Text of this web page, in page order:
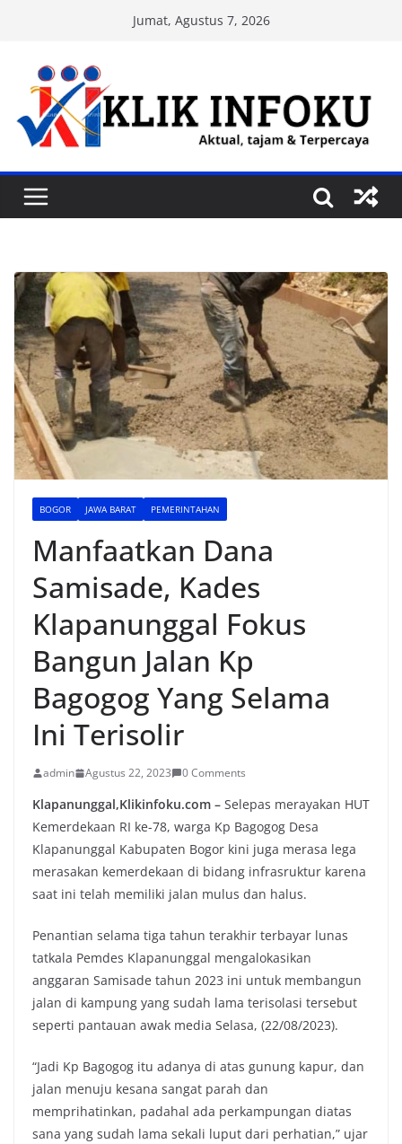
content
Jumat, Agustus 7, 2026
BOGOR JAWA BARAT PEMERINTAHAN
Manfaatkan Dana
Samisade, Kades
Klapanunggal Fokus
Bangun Jalan Kp
Bagogog Yang Selama
Ini Terisolir
admin Agustus 22, 2023 0 Comments
Klapanunggal,Klikinfoku.com – Selepas merayakan HUT
Kemerdekaan RI ke-78, warga Kp Bagogog Desa
Klapanunggal Kabupaten Bogor kini juga merasa lega
merasakan kemerdekaan di bidang infrasruktur karena
saat ini telah memiliki jalan mulus dan halus.
Penantian selama tiga tahun terakhir terbayar lunas
tatkala Pemdes Klapanunggal mengalokasikan
anggaran Samisade tahun 2023 ini untuk membangun
jalan di kampung yang sudah lama terisolasi tersebut
seperti pantauan awak media Selasa, (22/08/2023).
“Jadi Kp Bagogog itu adanya di atas gunung kapur, dan
jalan menuju kesana sangat parah dan
memprihatinkan, padahal ada perkampungan diatas
sana yang sudah lama sekali luput dari perhatian,” ujar